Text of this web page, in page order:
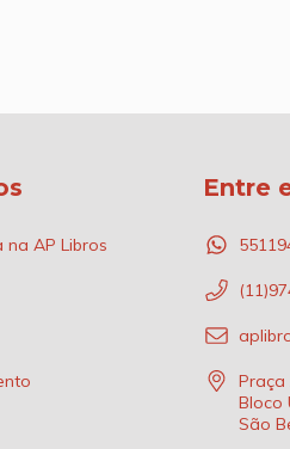
na AP Libros
Entre
Praça
Bloco
São